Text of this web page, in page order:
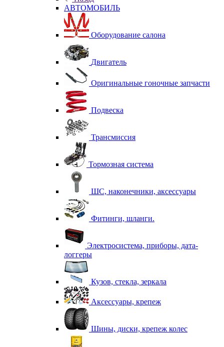
АВТОМОБИЛЬ
Оборудование салона
Двигатель
Оригинальные гоночные запчасти
Подвеска
Трансмиссия
Тормозная система
ШС, наконечники, аксессуары
Фитинги, шланги.
Электросистема, приборы, дата-
логгеры
Кузов, стекла, зеркала
Аксессуары, крепеж
Шины, диски, крепеж колес